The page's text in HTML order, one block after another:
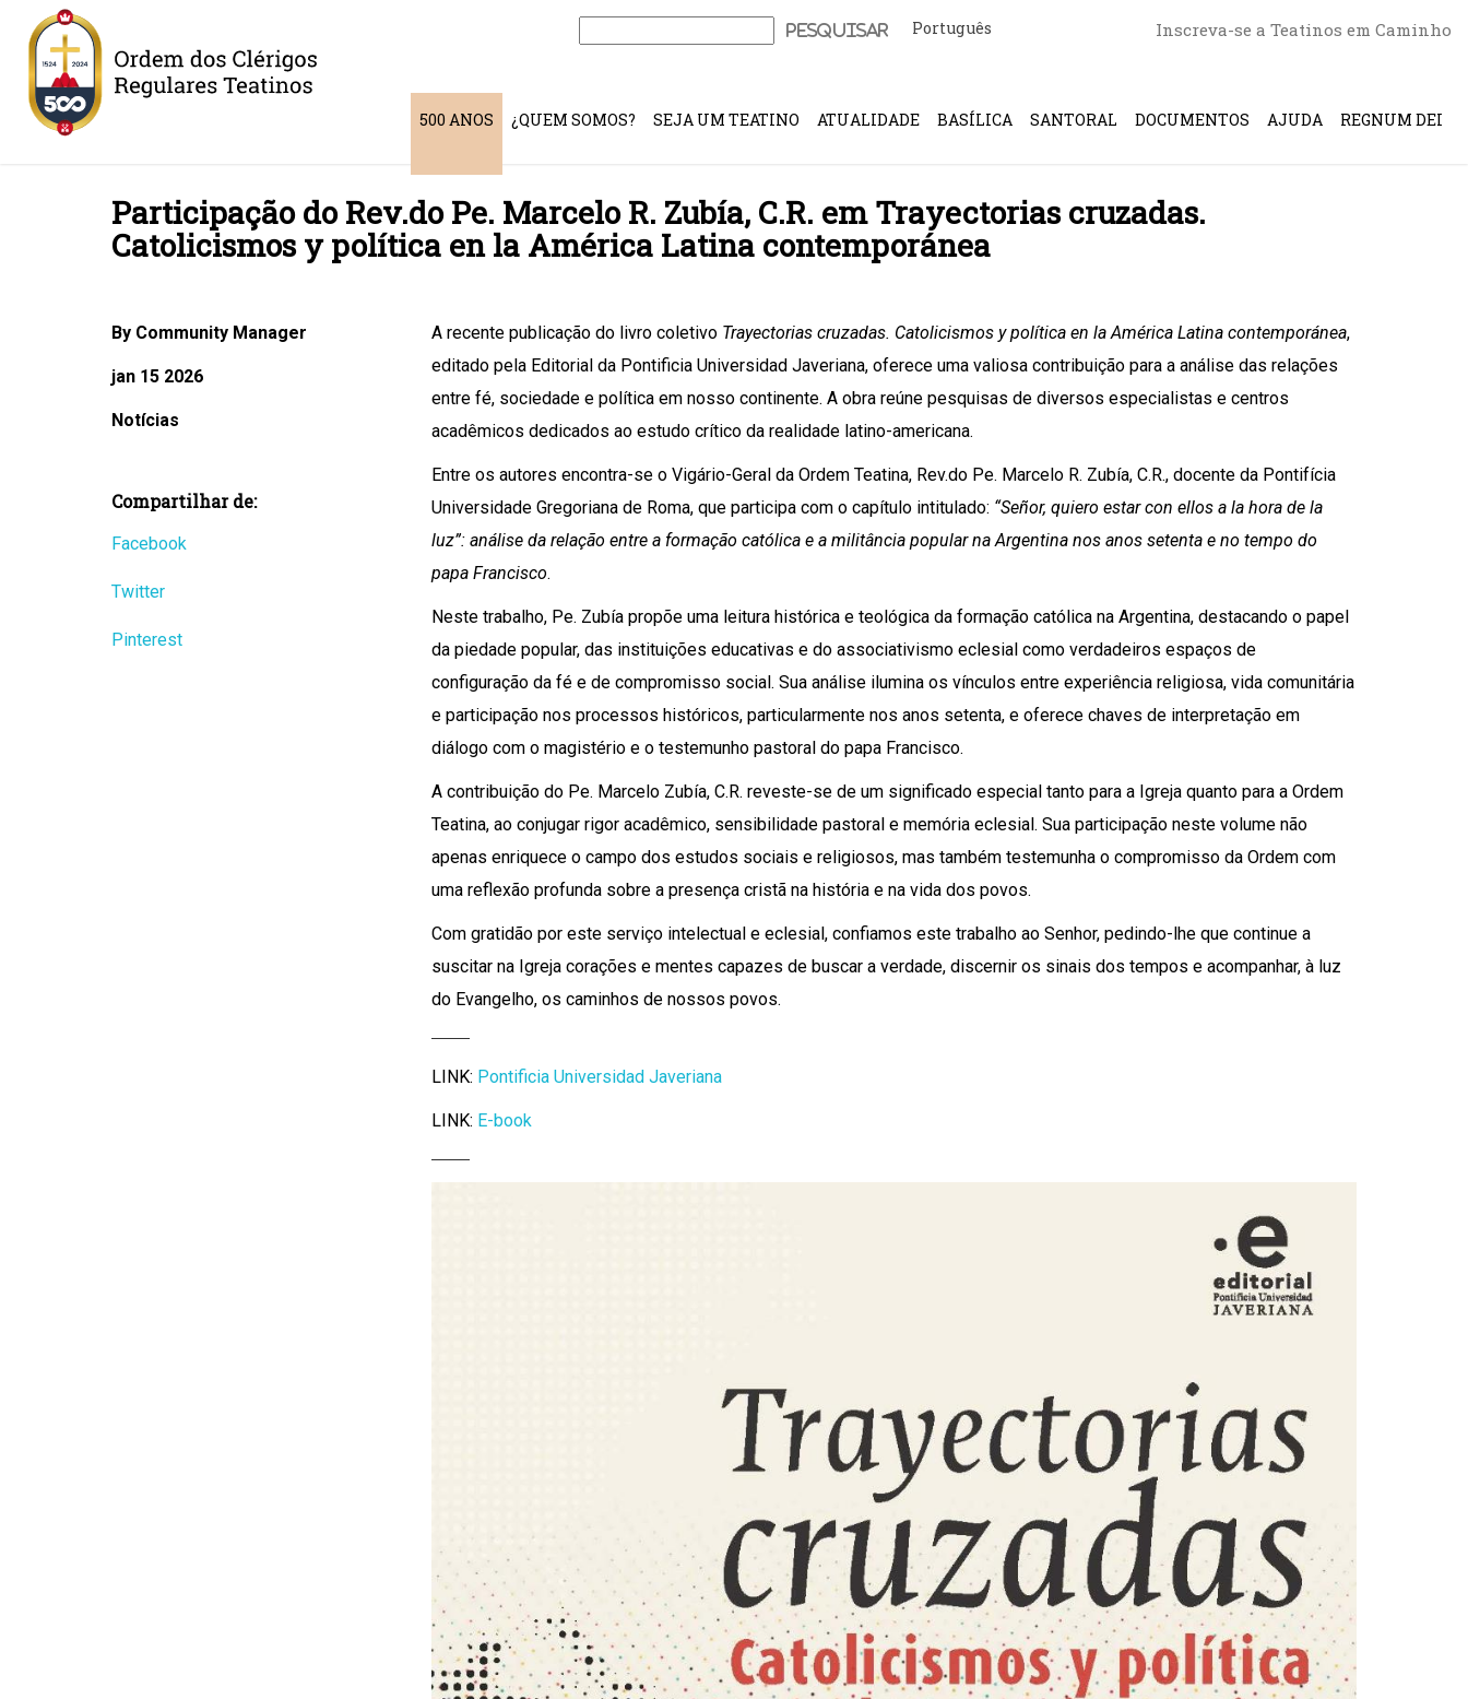
Pesquisar
Português Inscreva-se a Teatinos em Caminho
500 ANOS ¿QUEM SOMOS? SEJA UM TEATINO ATUALIDADE BASÍLICA SANTORAL DOCUMENTOS AJUDA REGNUM DEI
Participação do Rev.do Pe. Marcelo R. Zubía, C.R. em Trayectorias cruzadas.
Catolicismos y política en la América Latina contemporánea
By Community Manager
jan 15 2026
Notícias
Compartilhar de:
Facebook
Twitter
Pinterest
A recente publicação do livro coletivo Trayectorias cruzadas. Catolicismos y política en la América Latina contemporánea,
editado pela Editorial da Pontificia Universidad Javeriana, oferece uma valiosa contribuição para a análise das relações
entre fé, sociedade e política em nosso continente. A obra reúne pesquisas de diversos especialistas e centros
acadêmicos dedicados ao estudo crítico da realidade latino-americana.
Entre os autores encontra-se o Vigário-Geral da Ordem Teatina, Rev.do Pe. Marcelo R. Zubía, C.R., docente da Pontifícia
Universidade Gregoriana de Roma, que participa com o capítulo intitulado: “Señor, quiero estar con ellos a la hora de la
luz”: análise da relação entre a formação católica e a militância popular na Argentina nos anos setenta e no tempo do
papa Francisco.
Neste trabalho, Pe. Zubía propõe uma leitura histórica e teológica da formação católica na Argentina, destacando o papel
da piedade popular, das instituições educativas e do associativismo eclesial como verdadeiros espaços de
configuração da fé e de compromisso social. Sua análise ilumina os vínculos entre experiência religiosa, vida comunitária
e participação nos processos históricos, particularmente nos anos setenta, e oferece chaves de interpretação em
diálogo com o magistério e o testemunho pastoral do papa Francisco.
A contribuição do Pe. Marcelo Zubía, C.R. reveste-se de um significado especial tanto para a Igreja quanto para a Ordem
Teatina, ao conjugar rigor acadêmico, sensibilidade pastoral e memória eclesial. Sua participação neste volume não
apenas enriquece o campo dos estudos sociais e religiosos, mas também testemunha o compromisso da Ordem com
uma reflexão profunda sobre a presença cristã na história e na vida dos povos.
Com gratidão por este serviço intelectual e eclesial, confiamos este trabalho ao Senhor, pedindo-lhe que continue a
suscitar na Igreja corações e mentes capazes de buscar a verdade, discernir os sinais dos tempos e acompanhar, à luz
do Evangelho, os caminhos de nossos povos.
LINK: Pontificia Universidad Javeriana
LINK: E-book